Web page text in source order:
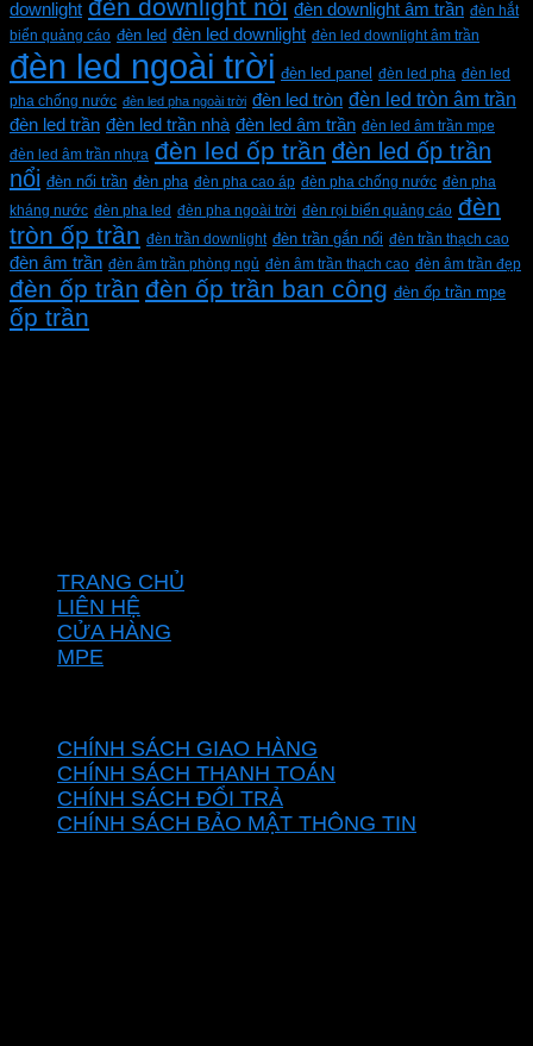
downlight đèn downlight nổi đèn downlight âm trần đèn hắt
biển quảng cáo đèn led đèn led downlight đèn led downlight âm trần
đèn led ngoài trời đèn led panel đèn led pha đèn led
pha chống nước đèn led pha ngoài trời đèn led tròn đèn led tròn âm trần
đèn led trần đèn led trần nhà đèn led âm trần đèn led âm trần mpe
đèn led âm trần nhựa đèn led ốp trần đèn led ốp trần
nổi đèn nổi trần đèn pha đèn pha cao áp đèn pha chống nước đèn pha
kháng nước đèn pha led đèn pha ngoài trời đèn rọi biển quảng cáo đèn
tròn ốp trần đèn trần downlight đèn trần gắn nổi đèn trần thạch cao
đèn âm trần đèn âm trần phòng ngủ đèn âm trần thạch cao đèn âm trần đẹp
đèn ốp trần đèn ốp trần ban công đèn ốp trần mpe
ốp trần
TRANG CHỦ
LIÊN HỆ
CỬA HÀNG
MPE
CHÍNH SÁCH GIAO HÀNG
CHÍNH SÁCH THANH TOÁN
CHÍNH SÁCH ĐỔI TRẢ
CHÍNH SÁCH BẢO MẬT THÔNG TIN